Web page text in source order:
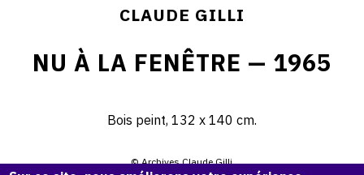
CLAUDE GILLI
NU À LA FENÊTRE — 1965
Bois peint, 132 x 140 cm.
© Archives Claude Gilli